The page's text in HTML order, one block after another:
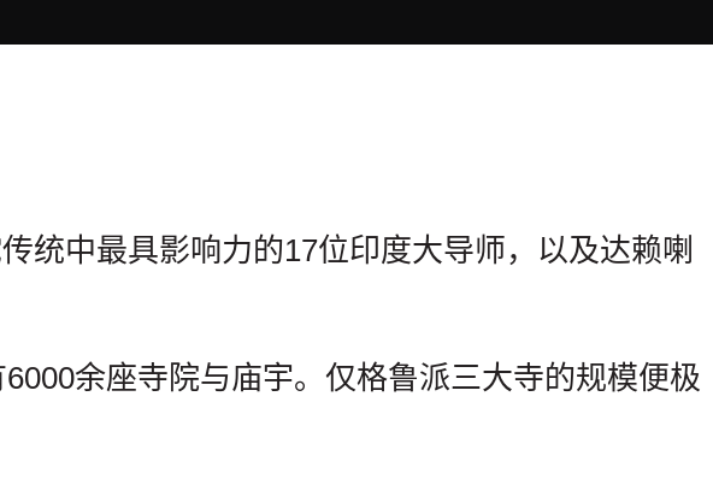
统中最具影响力的17位印度大导师，以及达赖喇
余座寺院与庙宇。仅格鲁派三大寺的规模便极